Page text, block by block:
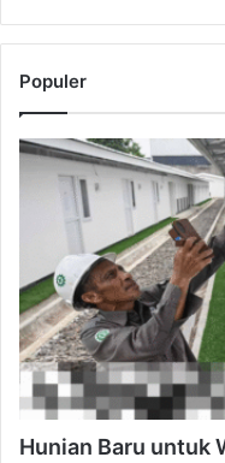
Populer
Hunian Baru untuk